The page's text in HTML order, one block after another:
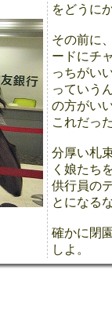
をどうに
その前に
ードにチ
っちがい
っていう
の方がい
これだっ
分厚い札
く娘たち
供行員の
とになる
確かに閉
しよ。